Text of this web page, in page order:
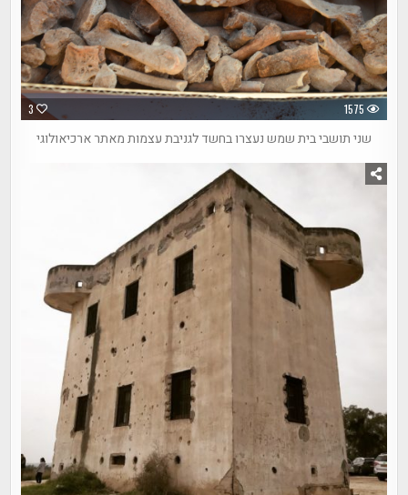
3 1575
שני תושבי בית שמש נעצרו בחשד לגניבת עצמות מאתר ארכיאולוגי